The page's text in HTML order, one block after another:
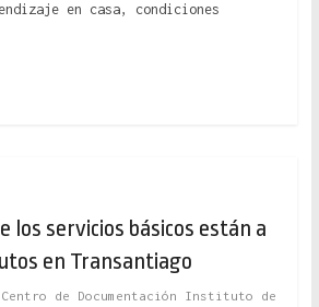
en casa, condiciones
los servicios básicos están a
en Transantiago
Centro de Documentación Instituto de